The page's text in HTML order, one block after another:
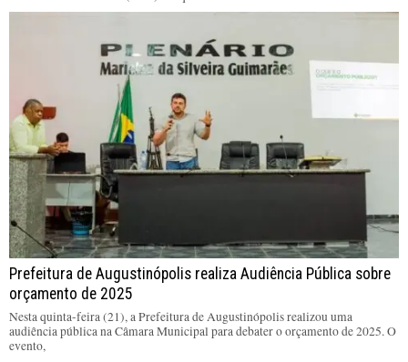
Prefeitura de Augustinópolis realiza Audiência Pública sobre
orçamento de 2025
Nesta quinta-feira (21), a Prefeitura de Augustinópolis realizou uma
audiência pública na Câmara Municipal para debater o orçamento de 2025. O
evento,